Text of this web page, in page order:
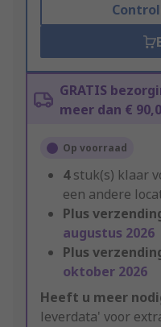
GRATIS
meer dan €
Op voorraad
4stuk(s) klaar
een andere
Plus
augustus 2026
Plus
oktober 2026
Heeft u meer
leverdata' voor